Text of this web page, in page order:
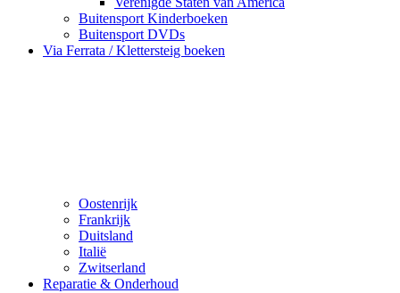
Buitensport Kinderboeken
Buitensport DVDs
Via Ferrata / Klettersteig boeken
Oostenrijk
Frankrijk
Duitsland
Italië
Zwitserland
Reparatie & Onderhoud